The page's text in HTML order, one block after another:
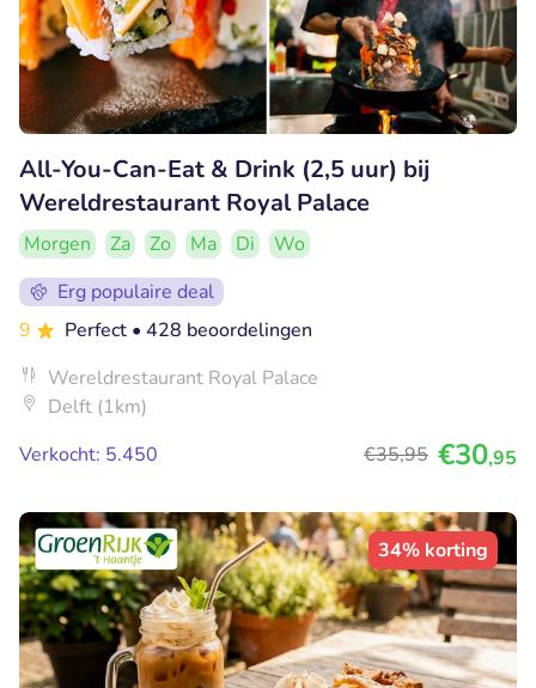
All-You-Can-Eat & Drink (2,5 uur) bij
Wereldrestaurant Royal Palace
Morgen Za Zo Ma Di
Wo
Erg populaire deal
9
Perfect • 428 beoordelingen
Wereldrestaurant Royal Palace
Delft (1km)
Verkocht: 5.450
€35,95 €30,95
34% korting